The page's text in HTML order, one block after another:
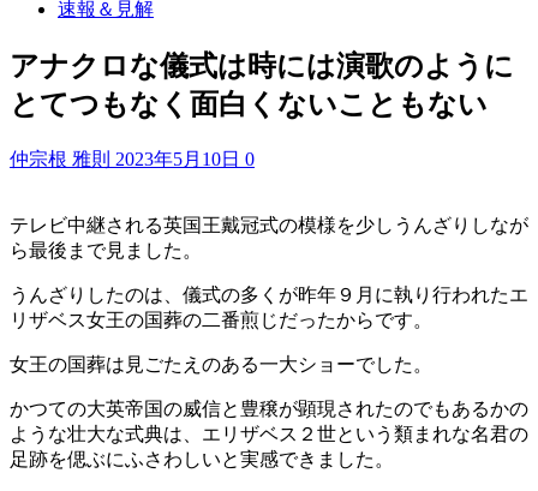
速報＆見解
アナクロな儀式は時には演歌のように
とてつもなく面白くないこともない
仲宗根 雅則 2023年5月10日 0
テレビ中継される英国王戴冠式の模様を少しうんざりしなが
ら最後まで見ました。
うんざりしたのは、儀式の多くが昨年９月に執り行われたエ
リザベス女王の国葬の二番煎じだったからです。
女王の国葬は見ごたえのある一大ショーでした。
かつての大英帝国の威信と豊穣が顕現されたのでもあるかの
ような壮大な式典は、エリザベス２世という類まれな名君の
足跡を偲ぶにふさわしいと実感できました。